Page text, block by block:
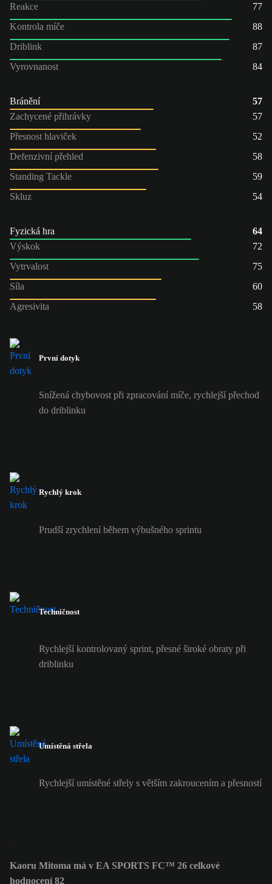
Reakce
77
Kontrola míče
88
Driblink
87
Vyrovnanost
84
Bránění
57
Zachycené přihrávky
57
Přesnost hlaviček
52
Defenzivní přehled
58
Standing Tackle
59
Skluz
54
Fyzická hra
64
Výskok
72
Vytrvalost
75
Síla
60
Agresivita
58
První dotyk
Snížená chybovost při zpracování míče, rychlejší přechod
do driblinku
Rychlý krok
Prudší zrychlení během výbušného sprintu
Techničnost
Rychlejší kontrolovaný sprint, přesné široké obraty při
driblinku
Umístěná střela
Rychlejší umístěné střely s větším zakroucením a přesností
Kaoru Mitoma má v EA SPORTS FC™ 26 celkové
hodnocení 82